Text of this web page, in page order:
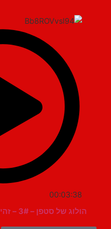
00:03:38
הולוג של סטפן – 3# – זהירות כלב